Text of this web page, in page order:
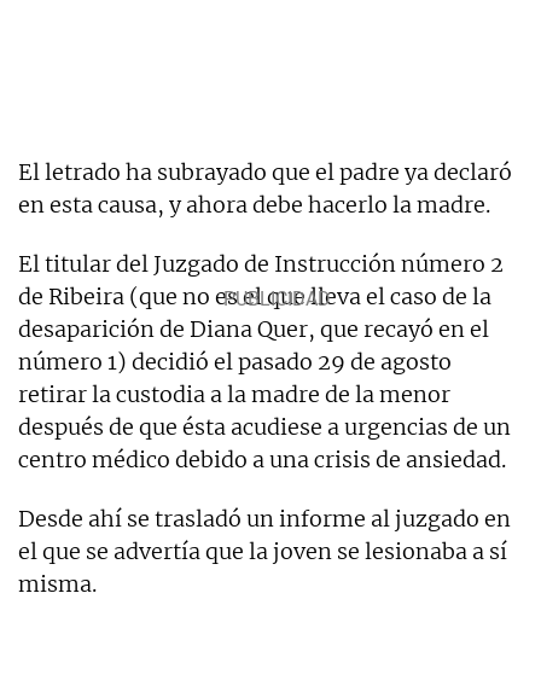
El letrado ha subrayado que el padre ya declaró
en esta causa, y ahora debe hacerlo la madre.
El titular del Juzgado de Instrucción número 2
de Ribeira (que no es el que lleva el caso de la
desaparición de Diana Quer, que recayó en el
número 1) decidió el pasado 29 de agosto
retirar la custodia a la madre de la menor
después de que ésta acudiese a urgencias de un
centro médico debido a una crisis de ansiedad.
Desde ahí se trasladó un informe al juzgado en
el que se advertía que la joven se lesionaba a sí
misma.